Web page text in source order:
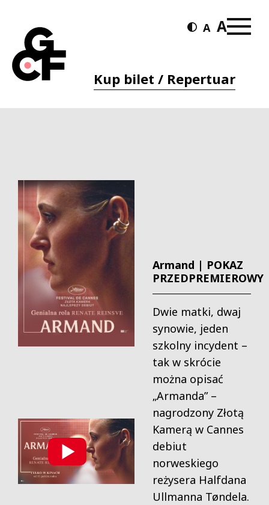
Kup bilet / Repertuar
Armand | POKAZ
PRZEDPREMIEROWY
Dwie matki, dwaj
synowie, jeden
szkolny incydent –
tak w skrócie
można opisać
„Armanda” –
nagrodzony Złotą
Kamerą w Cannes
debiut
norweskiego
reżysera Halfdana
Ullmanna Tøndela.